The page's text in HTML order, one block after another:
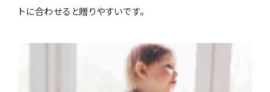
トに合わせると贈りやすいです。